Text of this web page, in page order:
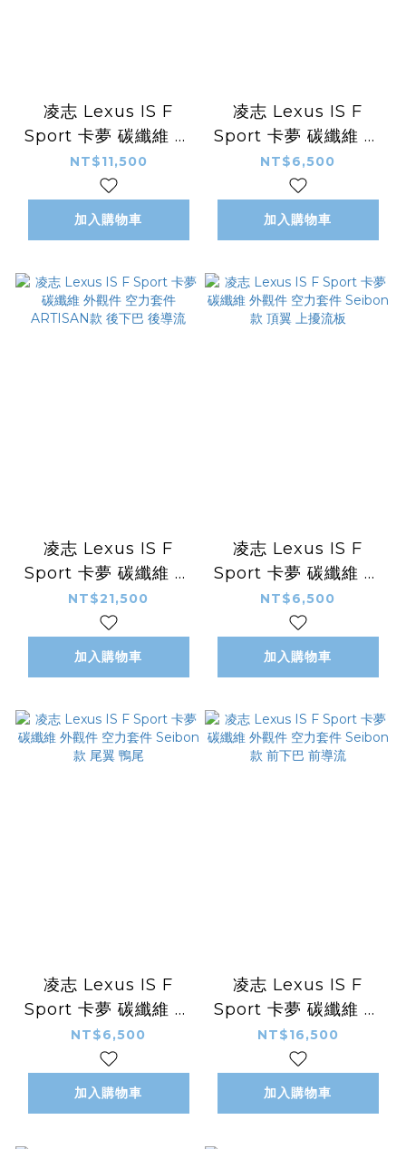
凌志 Lexus IS F
Sport 卡夢 碳纖維 外
觀件 空力套件
ARTISAN款 側裙 側
定風翼
NT$11,500
加入購物車
凌志 Lexus IS F
Sport 卡夢 碳纖維 外
觀件 空力套件
ARTISAN款 尾翼 小
鴨尾
NT$6,500
加入購物車
凌志 Lexus IS F
Sport 卡夢 碳纖維 外
觀件 空力套件
ARTISAN款 後下巴
後導流
NT$21,500
加入購物車
凌志 Lexus IS F
Sport 卡夢 碳纖維 外
觀件 空力套件
Seibon款 頂翼 上擾
流板
NT$6,500
加入購物車
凌志 Lexus IS F
Sport 卡夢 碳纖維 外
觀件 空力套件
Seibon款 尾翼 鴨尾
NT$6,500
加入購物車
凌志 Lexus IS F
Sport 卡夢 碳纖維 外
觀件 空力套件
Seibon款 前下巴 前
導流
NT$16,500
加入購物車